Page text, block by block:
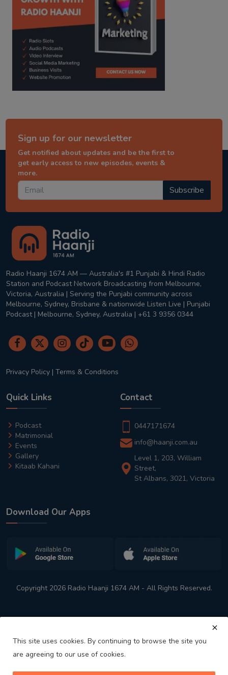
Sign up for our newsletter
Get notified about updates and be the first to
get early access to new episodes, events &
more.
Subscribe
Radio Haanji 1674 AM — Australia's #1 Punjabi & Hindi Radio
Station and Podcast Network Broadcasting from Melbourne,
Victoria, Australia | Serving the Punjabi community across
Melbourne, Sydney, Brisbane & nationwide Listen Live | Punjabi
Podcast | Melbourne, Sydney, Australia | +61 3 9356 0344
Privacy Policy | Terms & Conditions
Quick Links
Podcast
Matrimonial
Events
Gallery
Kitaab Kahani
Contact
0447171674
info@haanji.com.au
Level 1, 203, William
Street,
St Albans, 3021, Victoria
Download Our Apps
Copyright 2026 Radio Haanji 1674 AM - All Rights Reserved.
This site uses cookies. By continuing to browse the site you
are agreeing to our use of cookies.
Australia's No. 1 Indian Radio Station